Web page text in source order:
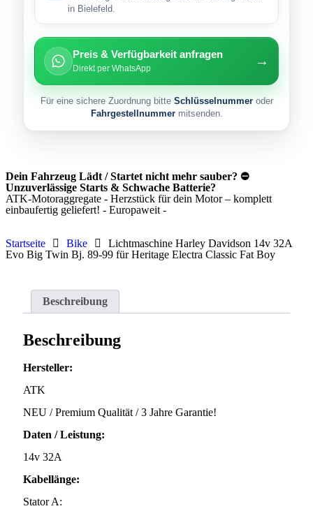
in Bielefeld.
Preis & Verfügbarkeit anfragen
Direkt per WhatsApp →
Für eine sichere Zuordnung bitte Schlüsselnummeroder
Fahrgestellnummermitsenden.
Dein Fahrzeug Lädt / Startet nicht mehr sauber? ⛔
Unzuverlässige Starts & Schwache Batterie?
ATK-Motoraggregate - Herzstück für dein Motor – komplett
einbaufertig geliefert! - Europaweit -
Startseite Bike
Lichtmaschine Harley Davidson 14v 32A
Evo Big Twin Bj. 89-99 für Heritage Electra Classic Fat Boy
Beschreibung
Beschreibung
Hersteller:
ATK
NEU / Premium Qualität / 3 Jahre Garantie!
Daten / Leistung:
14v 32A
Kabellänge:
Stator A: